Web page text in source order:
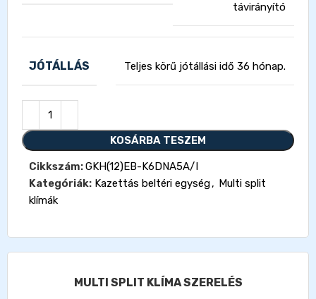
távirányító
JÓTÁLLÁS Teljes körű jótállási idő 36 hónap.
KOSÁRBA TESZEM
Cikkszám:GKH(12)EB-K6DNA5A/I
Kategóriák: Kazettás beltéri egység, Multi split
klímák
MULTI SPLIT KLÍMA SZERELÉS